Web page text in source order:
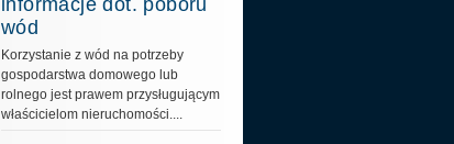
wód
Korzystanie z wód na potrzeby
gospodarstwa domowego lub
rolnego jest prawem przysługującym
właścicielom nieruchomości....